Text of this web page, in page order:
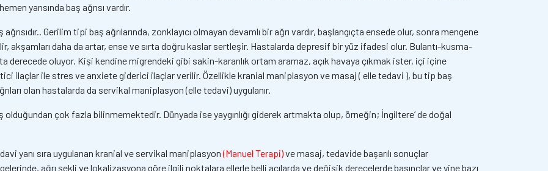
yarısında baş ağrısı vardır.
Gerilim tipi baş ağrılarında, zonklayıcı olmayan devamlı bir ağrı vardır, başlangıçta ensede olur, sonra mengene
akşamları daha da artar, ense ve sırta doğru kaslar sertleşir. Hastalarda depresif bir yüz ifadesi olur. Bulantı-kusma-
derecede oluyor. Kişi kendine migrendeki gibi sakin-karanlık ortam aramaz, açık havaya çıkmak ister, içi içine
ilaçlar ile stres ve anxiete giderici ilaçlar verilir. Özellikle kranial maniplasyon ve masaj ( elle tedavi ), bu tip baş
olan hastalarda da servikal maniplasyon (elle tedavi) uygulanır.
olduğundan çok fazla bilinmemektedir. Dünyada ise yaygınlığı giderek artmakta olup, örneğin; İngiltere’ de doğal
yanı sıra uygulanan kranial ve servikal maniplasyon(Manuel Terapi)ve masaj, tedavide başarılı sonuçlar
ağrı şekli ve lokalizasyona göre ilgili noktalara ellerle belli açılarda ve değişik derecelerde basınçlar ve yine bazı